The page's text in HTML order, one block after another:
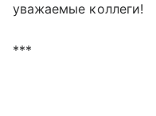
уважаемые коллеги!
***